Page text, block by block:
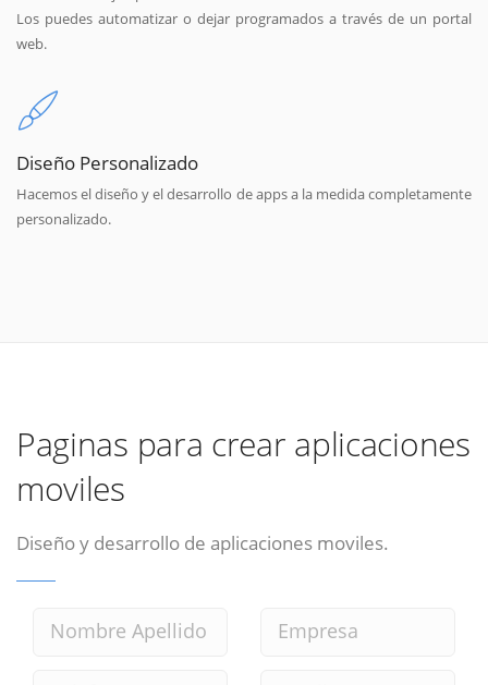
Los puedes automatizar o dejar programados a través de un portal
web.
Diseño Personalizado
Hacemos el diseño y el desarrollo de apps a la medida completamente
personalizado.
Paginas para crear aplicaciones
moviles
Diseño y desarrollo de aplicaciones moviles.